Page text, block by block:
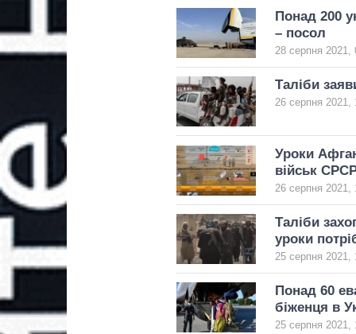
Понад 200
– посол
28 серпня 2021,
Таліби
26 серпня 2021,
Уроки
військ
26 серпня 2021,
Таліби
уроки
25 серпня 2021,
Понад 60
біженця в
25 серпня 2021,